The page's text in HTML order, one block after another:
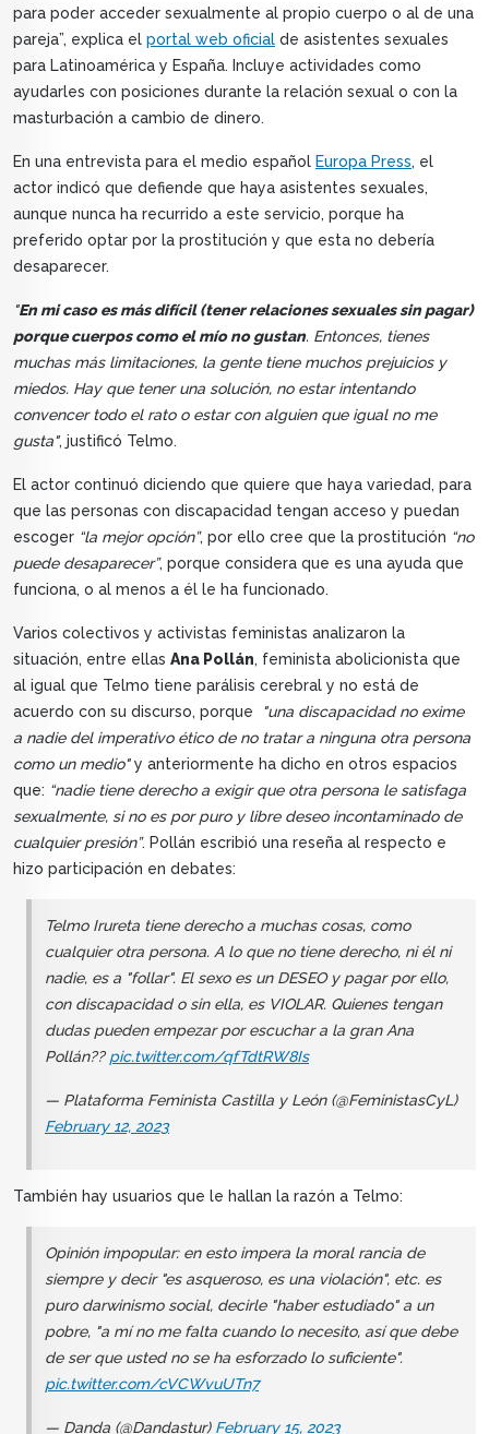
para poder acceder sexualmente al propio cuerpo o al de una
pareja”, explica el portal web oficial de asistentes sexuales
para Latinoamérica y España. Incluye actividades como
ayudarles con posiciones durante la relación sexual o con la
masturbación a cambio de dinero.
En una entrevista para el medio español Europa Press, el
actor indicó que defiende que haya asistentes sexuales,
aunque nunca ha recurrido a este servicio, porque ha
preferido optar por la prostitución y que esta no debería
desaparecer.
"En mi caso es más difícil (tener relaciones sexuales sin pagar)
porque cuerpos como el mío no gustan. Entonces, tienes
muchas más limitaciones, la gente tiene muchos prejuicios y
miedos. Hay que tener una solución, no estar intentando
convencer todo el rato o estar con alguien que igual no me
gusta", justificó Telmo.
El actor continuó diciendo que quiere que haya variedad, para
que las personas con discapacidad tengan acceso y puedan
escoger “la mejor opción”, por ello cree que la prostitución “no
puede desaparecer”, porque considera que es una ayuda que
funciona, o al menos a él le ha funcionado.
Varios colectivos y activistas feministas analizaron la
situación, entre ellas Ana Pollán, feminista abolicionista que
al igual que Telmo tiene parálisis cerebral y no está de
acuerdo con su discurso, porque
"una discapacidad no exime
a nadie del imperativo ético de no tratar a ninguna otra persona
como un medio"y anteriormente ha dicho en otros espacios
que: “nadie tiene derecho a exigir que otra persona le satisfaga
sexualmente, si no es por puro y libre deseo incontaminado de
cualquier presión”. Pollán escribió una reseña al respecto e
hizo participación en debates:
Telmo Irureta tiene derecho a muchas cosas, como
cualquier otra persona. A lo que no tiene derecho, ni él ni
nadie, es a "follar". El sexo es un DESEO y pagar por ello,
con discapacidad o sin ella, es VIOLAR. Quienes tengan
dudas pueden empezar por escuchar a la gran Ana
Pollán?? pic.twitter.com/qfTdtRW8Is
— Plataforma Feminista Castilla y León (@FeministasCyL)
February 12, 2023
También hay usuarios que le hallan la razón a Telmo:
Opinión impopular: en esto impera la moral rancia de
siempre y decir "es asqueroso, es una violación", etc. es
puro darwinismo social, decirle "haber estudiado" a un
pobre, "a mí no me falta cuando lo necesito, así que debe
de ser que usted no se ha esforzado lo suficiente".
pic.twitter.com/cVCWvuUTn7
— Danda (@Dandastur) February 15, 2023